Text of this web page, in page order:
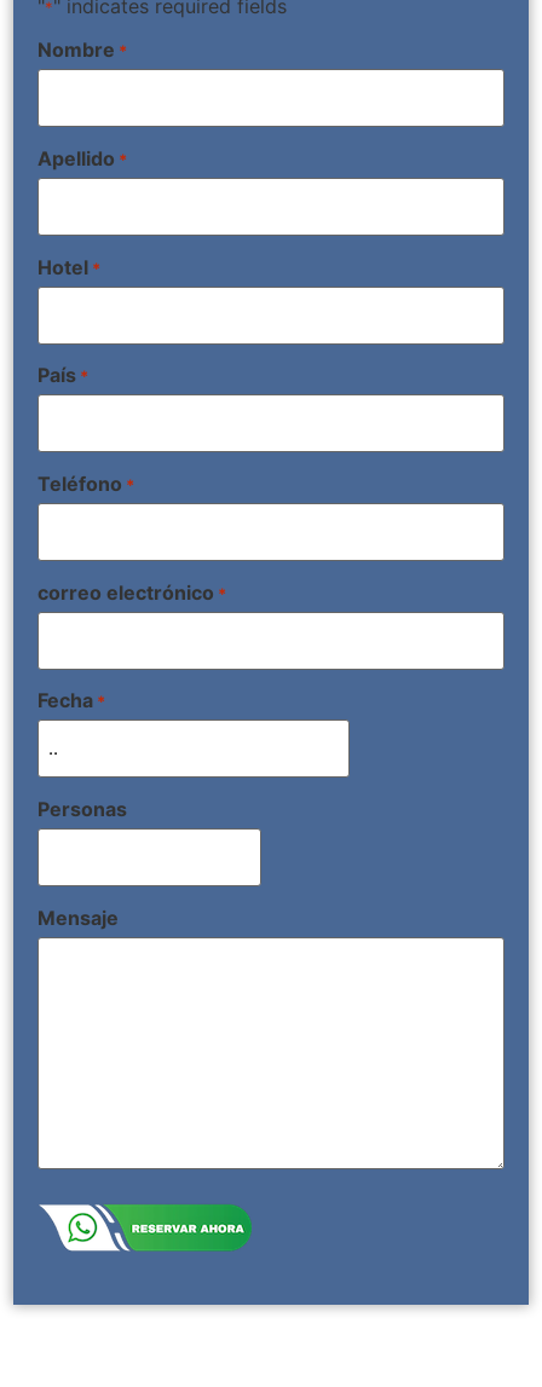
"*" indicates required fields
Nombre *
Apellido *
Hotel *
País *
Teléfono *
correo electrónico *
Fecha *
Personas
Mensaje